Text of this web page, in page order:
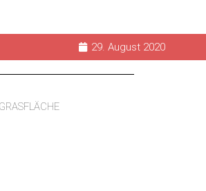
29. August 2020